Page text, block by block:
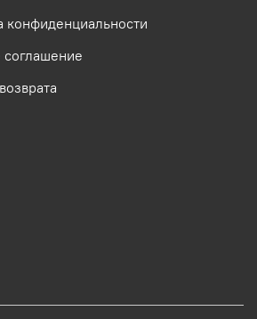
конфиденциальности
соглашение